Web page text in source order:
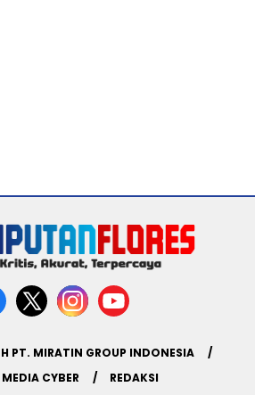
PT. MIRATIN GROUP INDONESIA
CYBER
REDAKSI